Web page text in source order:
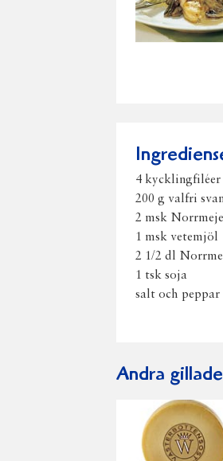
4 kycklingfiléer
200 g valfri
2 msk
1 msk vetemjöl
2 1/2 dl
1 tsk soja
salt och peppar
Andra